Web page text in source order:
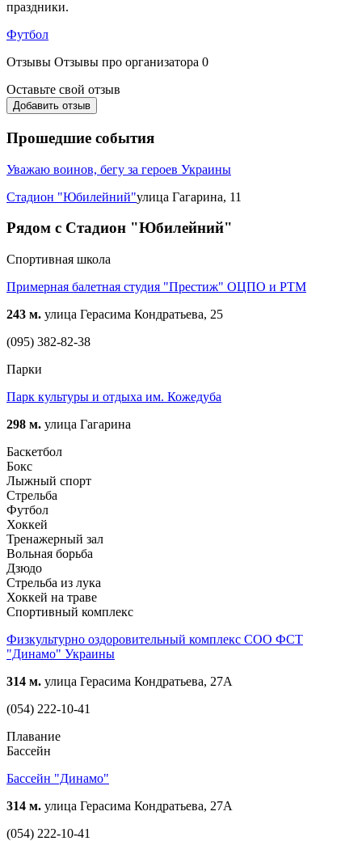
праздники.
Футбол
Отзывы Отзывы про организатора 0
Оставьте свой отзыв
Добавить отзыв
Прошедшие события
Уважаю воинов, бегу за героев Украины
Стадион "Юбилейний"улица Гагарина, 11
Рядом с Стадион "Юбилейний"
Спортивная школа
Примерная балетная студия "Престиж" ОЦПО и РТМ
243 м. улица Герасима Кондратьева, 25
(095) 382-82-38
Парки
Парк культуры и отдыха им. Кожедуба
298 м. улица Гагарина
Баскетбол
Бокс
Лыжный спорт
Стрельба
Футбол
Хоккей
Тренажерный зал
Вольная борьба
Дзюдо
Стрельба из лука
Хоккей на траве
Спортивный комплекс
Физкультурно оздоровительный комплекс СОО ФСТ
"Динамо" Украины
314 м. улица Герасима Кондратьева, 27А
(054) 222-10-41
Плавание
Бассейн
Бассейн "Динамо"
314 м. улица Герасима Кондратьева, 27А
(054) 222-10-41